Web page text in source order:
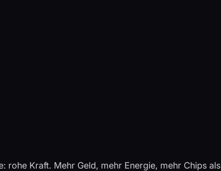
rohe Kraft. Mehr Geld, mehr Energie, mehr Chips als